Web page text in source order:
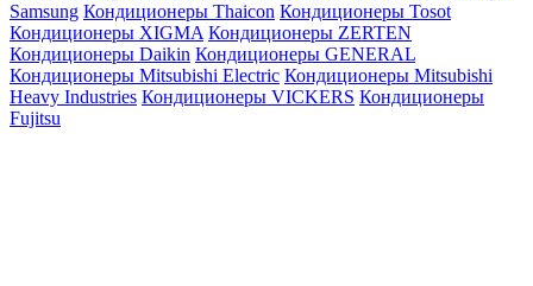
Samsung Кондиционеры Thaicon Кондиционеры Tosot
Кондиционеры XIGMA Кондиционеры ZERTEN
Кондиционеры Daikin Кондиционеры GENERAL
Кондиционеры Mitsubishi Electric Кондиционеры Mitsubishi
Heavy Industries Кондиционеры VICKERS Кондиционеры
Fujitsu